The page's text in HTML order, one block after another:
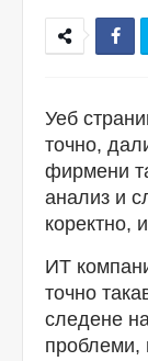
Уеб
точно,
фирмени
анализ и
коректно,
ИТ
точно
следене
проблеми,